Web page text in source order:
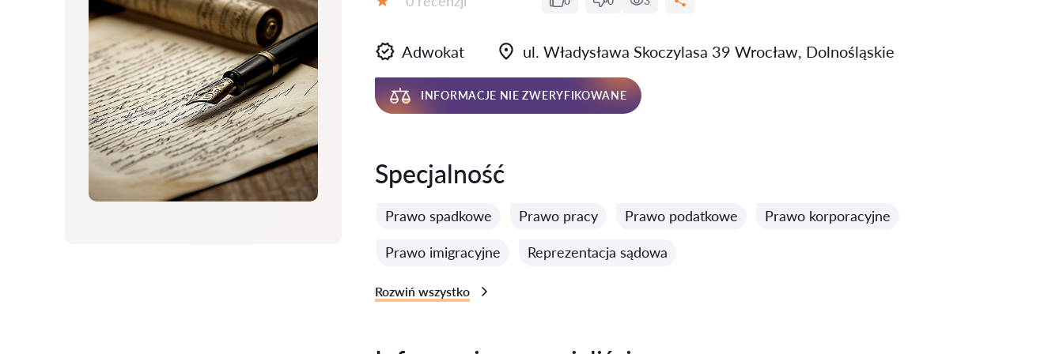
Adwokat ul. Władysława Skoczylasa 39 Wrocław, Dolnośląskie
INFORMACJE NIE ZWERYFIKOWANE
Specjalność
Prawo spadkowe Prawo pracy Prawo podatkowe Prawo korporacyjne
Prawo imigracyjne Reprezentacja sądowa
Rozwiń wszystko